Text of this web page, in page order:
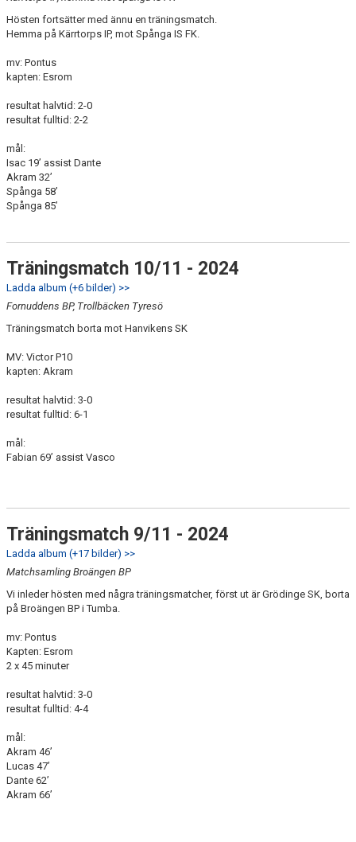
Hösten fortsätter med ännu en träningsmatch.
Hemma på Kärrtorps IP, mot Spånga IS FK.
mv: Pontus
kapten: Esrom
resultat halvtid: 2-0
resultat fulltid: 2-2
mål:
Isac 19’ assist Dante
Akram 32’
Spånga 58’
Spånga 85’
Träningsmatch 10/11 - 2024
Ladda album (+6 bilder) >>
Fornuddens BP, Trollbäcken Tyresö
Träningsmatch borta mot Hanvikens SK
MV: Victor P10
kapten: Akram
resultat halvtid: 3-0
resultat fulltid: 6-1
mål:
Fabian 69’ assist Vasco
Träningsmatch 9/11 - 2024
Ladda album (+17 bilder) >>
Matchsamling Broängen BP
Vi inleder hösten med några träningsmatcher, först ut är Grödinge SK, borta
på Broängen BP i Tumba.
mv: Pontus
Kapten: Esrom
2 x 45 minuter
resultat halvtid: 3-0
resultat fulltid: 4-4
mål:
Akram 46’
Lucas 47’
Dante 62’
Akram 66’